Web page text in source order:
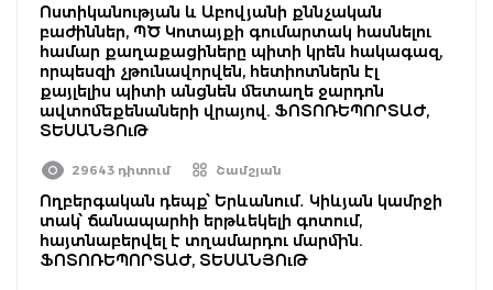
Ոստիկանության և Աբովյանի քննչական
բաժիններ, ՊԾ Կոտայքի գումարտակ հասնելու
համար քաղաքացիները պիտի կրեն հակագազ,
որպեսզի չթունավորվեն, հետիոտներն էլ
քայլելիս պիտի անցնեն մետաղե ջարդոն
ավտոմեքենաների վրայով. ՖՈՏՈՌԵՊՈՐՏԱԺ,
ՏԵՍԱՆՅՈւԹ
29643 դիտում Շամշյան
Ողբերգական դեպք՝ Երևանում․ Կիևյան կամրջի
տակ՝ ճանապարհի երթևեկելի գոտում,
հայտնաբերվել է տղամարդու մարմին.
ՖՈՏՈՌԵՊՈՐՏԱԺ, ՏԵՍԱՆՅՈւԹ